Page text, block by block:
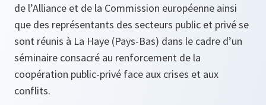
de l’Alliance et de la Commission européenne ainsi
que des représentants des secteurs public et privé se
sont réunis à La Haye (Pays-Bas) dans le cadre d’un
séminaire consacré au renforcement de la
coopération public-privé face aux crises et aux
conflits.